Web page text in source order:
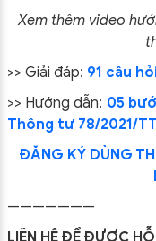
Xem thêm video
>> Giải đáp: 91 câu
>> Hướng dẫn: 05
Thông tư 78/2021/
ĐĂNG KÝ DÙNG
———————
LIÊN HỆ ĐỂ ĐƯỢC